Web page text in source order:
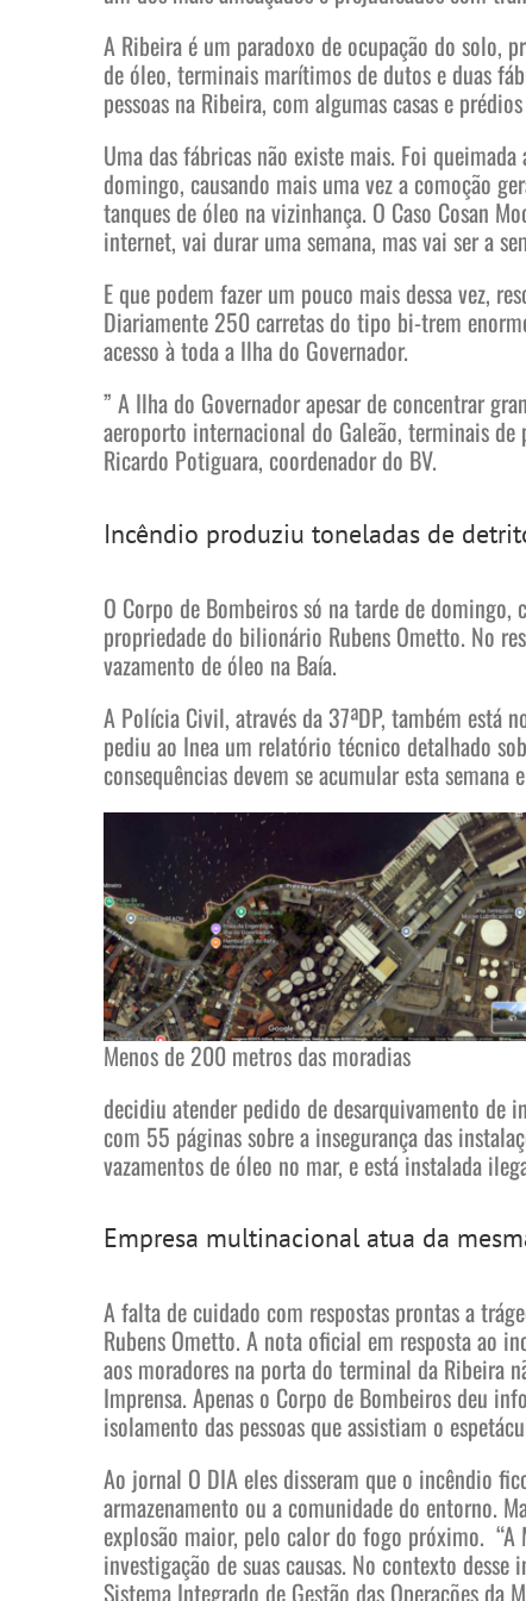
A Ribeira é um paradoxo de ocupação do solo,
de óleo, terminais marítimos de dutos e duas
pessoas na Ribeira, com algumas casas e
Uma das fábricas não existe mais. Foi
domingo, causando mais uma vez a comoção
tanques de óleo na vizinhança. O Caso Cosan
internet, vai durar uma semana, mas vai ser a
E que podem fazer um pouco mais dessa vez,
Diariamente 250 carretas do tipo bi-trem
acesso à toda a Ilha do Governador.
” A Ilha do Governador apesar de concentrar
aeroporto internacional do Galeão, terminais
Ricardo Potiguara, coordenador do BV.
Incêndio produziu toneladas de
O Corpo de Bombeiros só na tarde de
propriedade do bilionário Rubens Ometto. No
vazamento de óleo na Baía.
A Polícia Civil, através da 37ªDP, também está
pediu ao Inea um relatório técnico detalhado
consequências devem se acumular esta
Menos de 200 metros das moradias
decidiu atender pedido de desarquivamento
com 55 páginas sobre a insegurança das
vazamentos de óleo no mar, e está instalada
Empresa multinacional atua da
A falta de cuidado com respostas prontas a
Rubens Ometto. A nota oficial em resposta ao
aos moradores na porta do terminal da Ribeira
Imprensa. Apenas o Corpo de Bombeiros deu
isolamento das pessoas que assistiam o
Ao jornal O DIA eles disseram que o incêndio
armazenamento ou a comunidade do entorno.
explosão maior, pelo calor do fogo próximo. “A
investigação de suas causas. No contexto
Sistema Integrado de Gestão das Operações